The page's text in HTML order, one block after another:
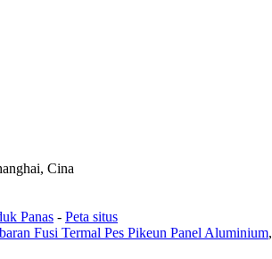
Cina
Panas - Peta situs
Fusi Termal Pes Pikeun Panel Aluminium,